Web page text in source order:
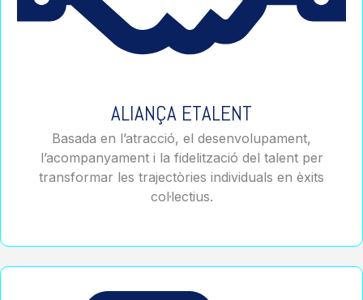
ALIANÇA ETALENT
Basada en l’atracció, el desenvolupament,
l’acompanyament i la fidelització del talent per
transformar les trajectòries individuals en èxits
col·lectius.